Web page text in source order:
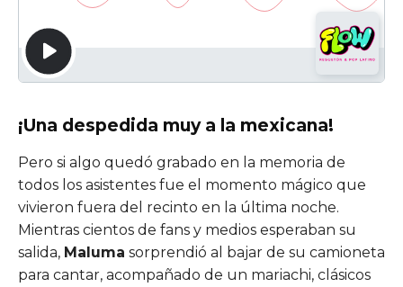
¡Una despedida muy a la mexicana!
Pero si algo quedó grabado en la memoria de
todos los asistentes fue el momento mágico que
vivieron fuera del recinto en la última noche.
Mientras cientos de fans y medios esperaban su
salida, Maluma sorprendió al bajar de su camioneta
para cantar, acompañado de un mariachi, clásicos